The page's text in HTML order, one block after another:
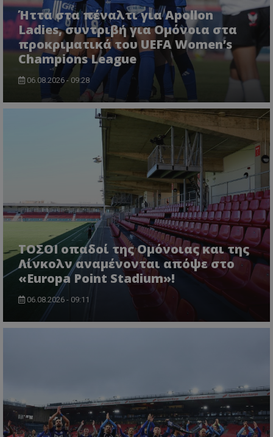
Ήττα στα πέναλτι για Apollon
Ladies, συντριβή για Ομόνοια στα
προκριματικά του UEFA Women’s
Champions League
06.08.2026 - 09:28
ΤΟΣΟΙ οπαδοί της Ομόνοιας και της
Λίνκολν αναμένονται απόψε στο
«Europa Point Stadium»!
06.08.2026 - 09:11